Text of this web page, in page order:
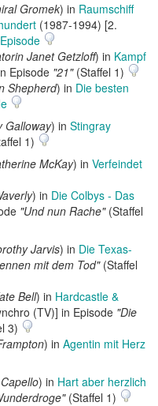
Gromek) in Raumschiff
(1987-1994) [2.
Janet Getzloff) in Kampf
Episode "21"(Staffel 1)
Shepherd) in Die besten
Galloway) in Stingray
1)
McKay) in Verfeindet
) in Die Colbys - Das
"Und nun Rache"(Staffel
Jarvis) in Die Texas-
mit dem Tod"(Staffel
Bell) in Hardcastle &
(TV)] in Episode "Die
3)
) in Agentin mit Herz
) in Hart aber herzlich
(Staffel 1)